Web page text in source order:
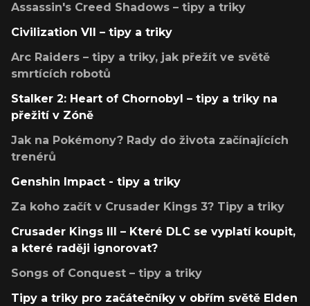
Assassin's Creed Shadows – tipy a triky
Civilization VII – tipy a triky
Arc Raiders – tipy a triky, jak přežít ve světě
smrtících robotů
Stalker 2: Heart of Chornobyl – tipy a triky na
přežití v Zóně
Jak na Pokémony? Rady do života začínajících
trenérů
Genshin Impact - tipy a triky
Za koho začít v Crusader Kings 3? Tipy a triky
Crusader Kings III – Které DLC se vyplatí koupit,
a které raději ignorovat?
Songs of Conquest – tipy a triky
Tipy a triky pro začátečníky v obřím světě Elden